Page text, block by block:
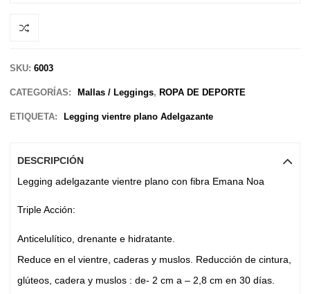
SKU:6003
CATEGORÍAS: Mallas / Leggings,ROPA DE DEPORTE
ETIQUETA: Legging vientre plano Adelgazante
DESCRIPCIÓN
Legging adelgazante vientre plano con fibra Emana Noa
Triple Acción:
Anticelulítico, drenante e hidratante.
Reduce en el vientre, caderas y muslos. Reducción de cintura,
glúteos, cadera y muslos : de- 2 cm a – 2,8 cm en 30 días.